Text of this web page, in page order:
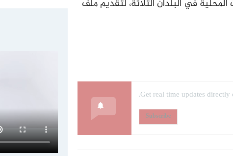
في البلدان الثلاثة، لتقديم ملف
Get real time updates
Subscribe